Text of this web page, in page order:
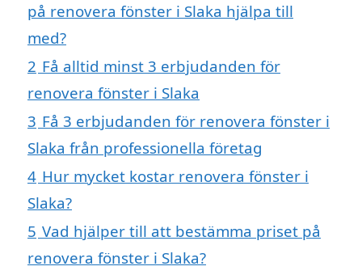
på renovera fönster i Slaka hjälpa till
med?
2 Få alltid minst 3 erbjudanden för
renovera fönster i Slaka
3 Få 3 erbjudanden för renovera fönster i
Slaka från professionella företag
4 Hur mycket kostar renovera fönster i
Slaka?
5 Vad hjälper till att bestämma priset på
renovera fönster i Slaka?